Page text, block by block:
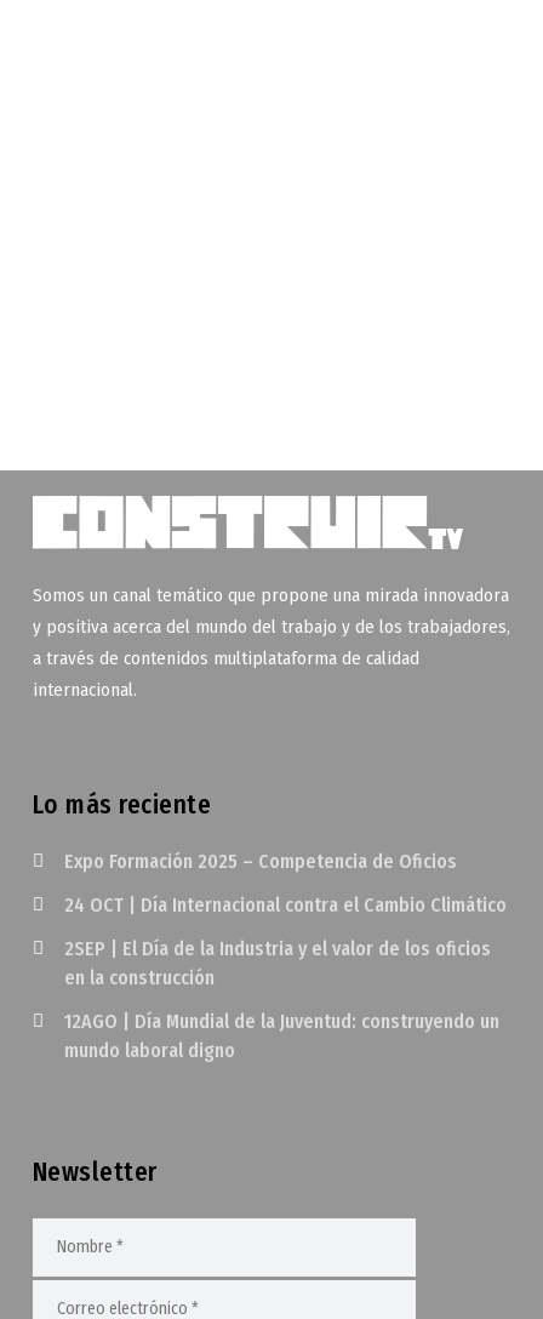
Somos un canal temático que propone una mirada innovadora
y positiva acerca del mundo del trabajo y de los trabajadores,
a través de contenidos multiplataforma de calidad
internacional.
Lo más reciente
Expo Formación 2025 – Competencia de Oficios
24 OCT | Día Internacional contra el Cambio Climático
2SEP | El Día de la Industria y el valor de los oficios
en la construcción
12AGO | Día Mundial de la Juventud: construyendo un
mundo laboral digno
Newsletter